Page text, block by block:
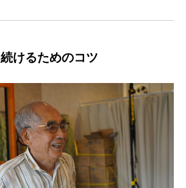
続けるためのコツ